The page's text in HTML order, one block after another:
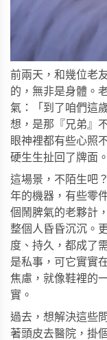
前兩天，和幾位老
的，無非是身體。
氣：「到了咱們這
想，是那『兄弟』
眼神裡都有些心照
硬生生扯回了牌面。
這場景，不陌生吧
年的機器，有些零
個鬧脾氣的老夥計
整個人昏昏沉沉。
度、持久，都成了
是私事，可它實實
焦慮，就像鞋裡的
實。
過去，想解決這些
著頭皮去醫院，掛